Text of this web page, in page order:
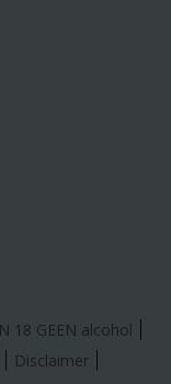
18 GEEN alcohol
Disclaimer